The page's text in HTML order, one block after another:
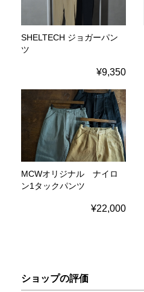
SHELTECH ジョガーパン
ツ
¥9,350
MCWオリジナル ナイロ
ン1タックパンツ
¥22,000
ショップの評価